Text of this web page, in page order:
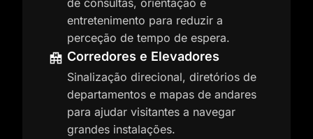
de consultas, orientação e
entretenimento para reduzir a
perceção de tempo de espera.
Corredores e Elevadores
Sinalização direcional, diretórios de
departamentos e mapas de andares
para ajudar visitantes a navegar
grandes instalações.